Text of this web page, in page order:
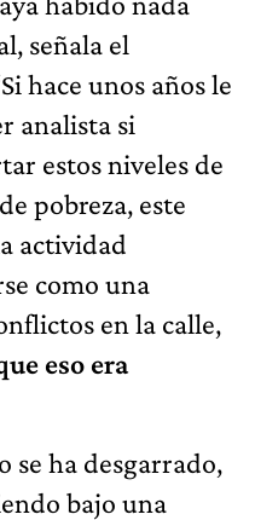
señala el
hace unos años le
analista si
estos niveles de
pobreza, este
actividad
como una
en la calle,
eso era
se ha desgarrado,
bajo una